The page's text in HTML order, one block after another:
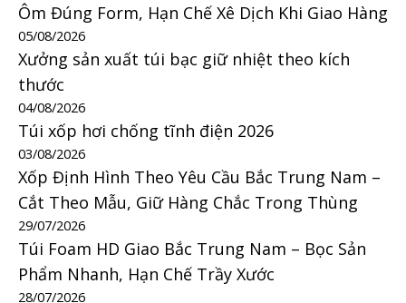
Ôm Đúng Form, Hạn Chế Xê Dịch Khi Giao Hàng
05/08/2026
Xưởng sản xuất túi bạc giữ nhiệt theo kích
thước
04/08/2026
Túi xốp hơi chống tĩnh điện 2026
03/08/2026
Xốp Định Hình Theo Yêu Cầu Bắc Trung Nam –
Cắt Theo Mẫu, Giữ Hàng Chắc Trong Thùng
29/07/2026
Túi Foam HD Giao Bắc Trung Nam – Bọc Sản
Phẩm Nhanh, Hạn Chế Trầy Xước
28/07/2026